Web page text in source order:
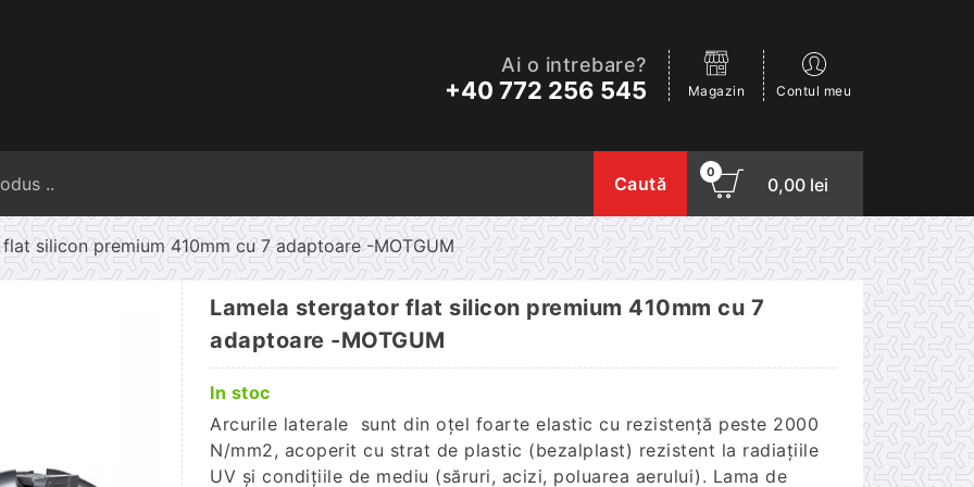
Ai o intrebare?
+40 772 256 545 Magazin Contul meu
Caută
0
0,00 lei
silicon premium 410mm cu 7 adaptoare -MOTGUM
Lamela stergator flat silicon premium 410mm cu 7
adaptoare -MOTGUM
In stoc
Arcurile laterale sunt din oțel foarte elastic cu rezistență peste 2000
N/mm2, acoperit cu strat de plastic (bezalplast) rezistent la radiațiile
UV și condițiile de mediu (săruri, acizi, poluarea aerului). Lama de